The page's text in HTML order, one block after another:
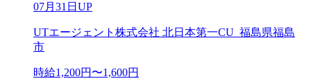
07月31日UP
UTエージェント株式会社 北日本第一CU_福島県福島
市
時給1,200円〜1,600円